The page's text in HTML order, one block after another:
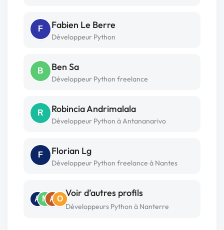
F Fabien Le Berre
Développeur Python
B Ben Sa
Développeur Python freelance
R Robincia Andrimalala
Développeur Python à Antananarivo
F Florian Lg
Développeur Python freelance à Nantes
A M A O
Voir d’autres profils
Développeurs Python à Nanterre